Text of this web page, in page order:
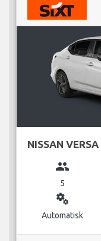
NISSAN VERSA
group
5
miscellaneous_services
Automatisk